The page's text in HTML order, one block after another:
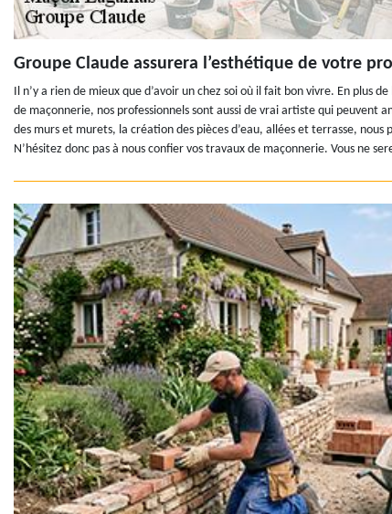
Groupe Claude assurera l’esthétique de votre
Il n’y a rien de mieux que d’avoir un chez soi où il fait bon vivre. En plus
de maçonnerie, nos professionnels sont aussi de vrai artiste qui
des murs et murets, la création des pièces d’eau, allées et terrasse,
N’hésitez donc pas à nous confier vos travaux de maçonnerie. Vous ne